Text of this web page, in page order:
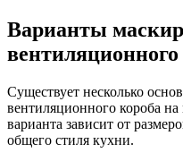
Варианты
вентиляционного
Существует несколько
вентиляционного короба
варианта зависит от
общего стиля кухни.